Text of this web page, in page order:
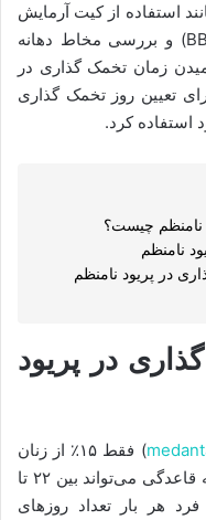
استفاده از کیت آرمایش
تخمک‌گذاری، ردیابی دمای پایه بدن (BBT) و بررسی مخاط دهانه
زمان تخمک گذاری در
تعیین روز تخمک گذاری
استفاده کرد.
نامنظم چیست؟
نامنظم
در پریود نامنظم
در پریود
) فقط ۱۵٪ از زنان
چرخه ۲۸ روزه دارند. طول طبیعی چرخه قاعدگی می‌تواند بین ۲۲ تا
هر بار تعداد روزهای